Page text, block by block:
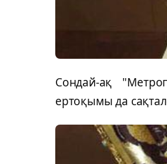
Сондай-ақ
ертоқымы да